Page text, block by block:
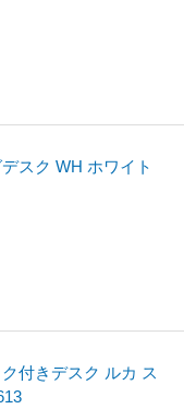
スク WH ホワイト
付きデスク ルカ ス